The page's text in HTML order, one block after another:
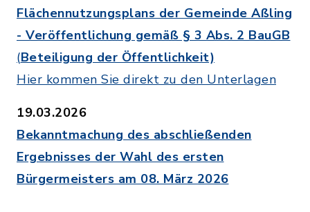
Flächennutzungsplans der Gemeinde Aßling
- Veröffentlichung gemäß § 3 Abs. 2 BauGB
(Beteiligung der Öffentlichkeit)
Hier kommen Sie direkt zu den Unterlagen
19.03.2026
Bekanntmachung des abschließenden
Ergebnisses der Wahl des ersten
Bürgermeisters am 08. März 2026